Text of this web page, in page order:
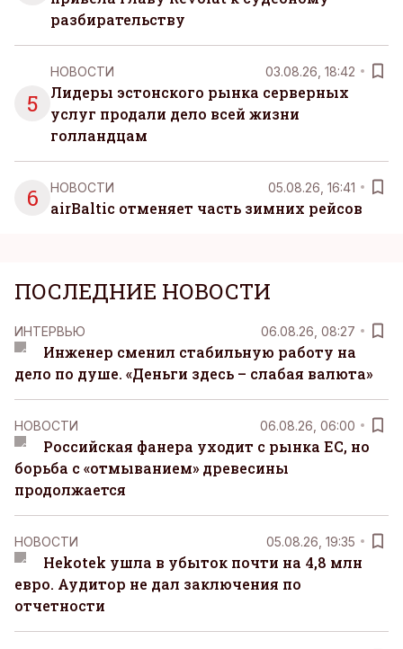
разбирательству
5
НОВОСТИ 03.08.26, 18:42
Лидеры эстонского рынка серверных
услуг продали дело всей жизни
голландцам
6 НОВОСТИ 05.08.26, 16:41
airBaltic отменяет часть зимних рейсов
ПОСЛЕДНИЕ НОВОСТИ
ИНТЕРВЬЮ 06.08.26, 08:27
Инженер сменил стабильную работу на
дело по душе. «Деньги здесь – слабая валюта»
НОВОСТИ 06.08.26, 06:00
Российская фанера уходит с рынка ЕС, но
борьба с «отмыванием» древесины
продолжается
НОВОСТИ 05.08.26, 19:35
Hekotek ушла в убыток почти на 4,8 млн
евро. Аудитор не дал заключения по
отчетности